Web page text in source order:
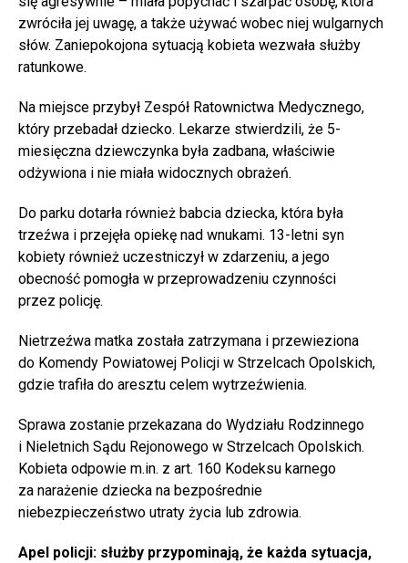
zwróciła jej uwagę, a także używać wobec niej wulgarnych
słów. Zaniepokojona sytuacją kobieta wezwała służby
ratunkowe.
Na miejsce przybył Zespół Ratownictwa Medycznego,
który przebadał dziecko. Lekarze stwierdzili, że 5-
miesięczna dziewczynka była zadbana, właściwie
odżywiona i nie miała widocznych obrażeń.
Do parku dotarła również babcia dziecka, która była
trzeźwa i przejęła opiekę nad wnukami. 13-letni syn
kobiety również uczestniczył w zdarzeniu, a jego
obecność pomogła w przeprowadzeniu czynności
przez policję.
Nietrzeźwa matka została zatrzymana i przewieziona
do Komendy Powiatowej Policji w Strzelcach Opolskich,
gdzie trafiła do aresztu celem wytrzeźwienia.
Sprawa zostanie przekazana do Wydziału Rodzinnego
i Nieletnich Sądu Rejonowego w Strzelcach Opolskich.
Kobieta odpowie m.in. z art. 160 Kodeksu karnego
za narażenie dziecka na bezpośrednie
niebezpieczeństwo utraty życia lub zdrowia.
Apel policji: służby przypominają, że każda sytuacja,